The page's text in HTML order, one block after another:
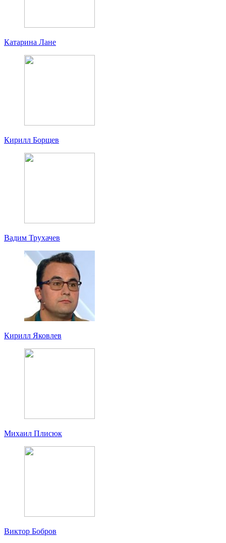
Катарина Лане
Кирилл Борщев
Вадим Трухачев
Кирилл Яковлев
Михаил Плисюк
Виктор Бобров